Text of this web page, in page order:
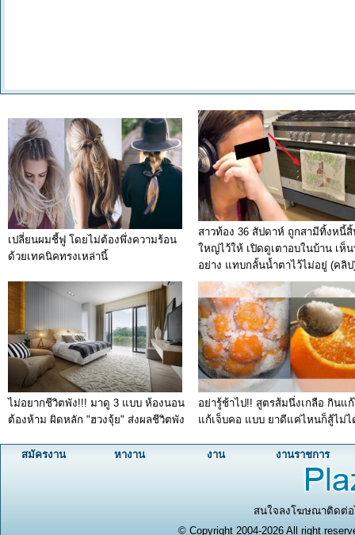
เปลี่ยนผมชี้ฟู โดยไม่ต้องพึ่งความร้อน
ด้วยเทคนิคทรงเหล่านี้
สาวท้อง 36 สัปดาห์ ถูกสามีทิ้งหนี้
ใหญ่ไว้ให้ เปิดดูเตาอบในบ้าน เห็น
อย่าง แทบกลั้นน้ำตาไว้ไม่อยู่ (คลิป
ไม่อยากชีวิตพัง!!! มาดู 3 แบบ ห้องนอน
ต้องห้าม ผิดหลัก "ฮวงจุ้ย" ส่งผลชีวิตพัง
อย่ารู้ช้าไป!! สูตรส้มนึ่งเกลือ กินแ
แก้เจ็บคอ แบบ ยาดีแค่ไหนก็สู้ไม่ไ
สมัครงาน หางาน งาน งานราชการ
สนใจลงโฆษณาติดต่อ
© Copyright 2004-2026 All right